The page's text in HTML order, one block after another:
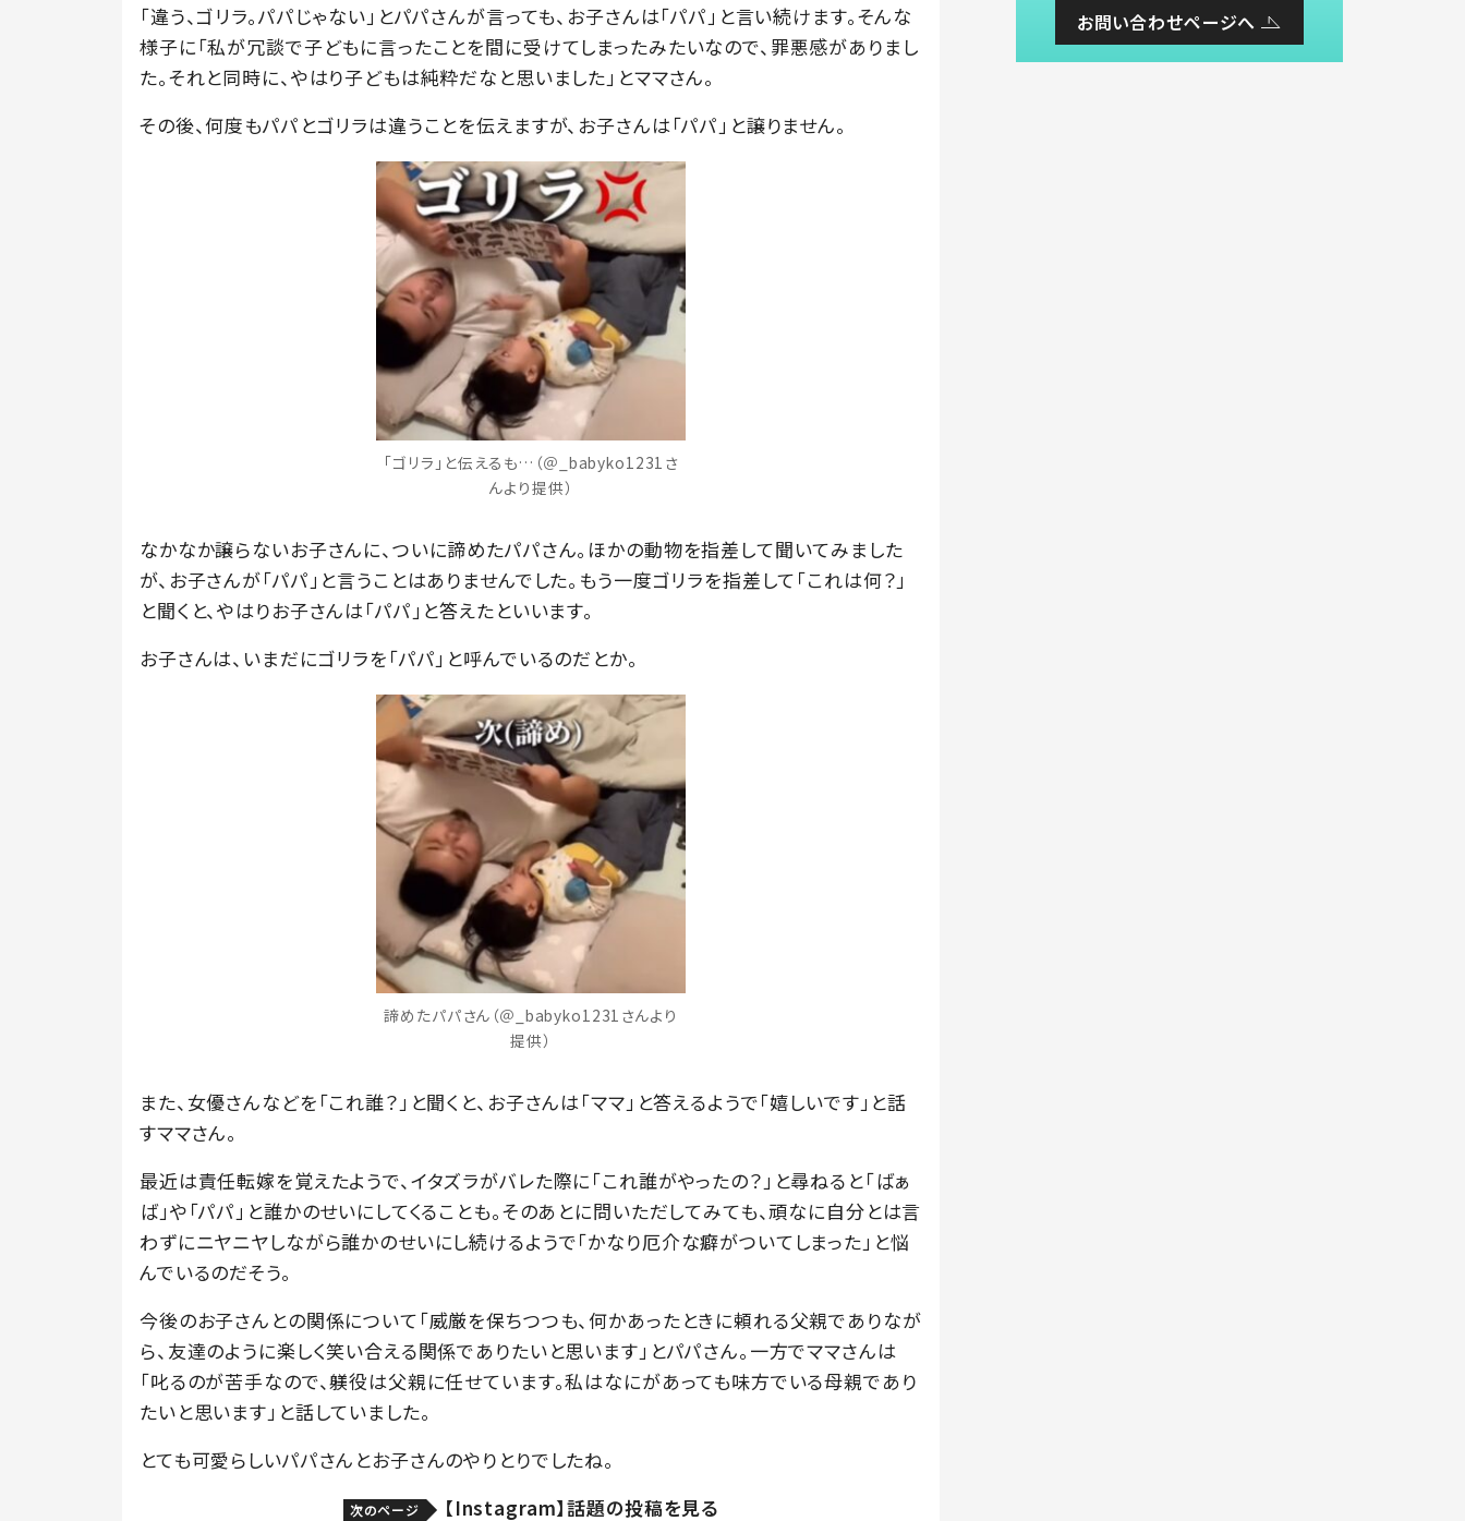
「違う、ゴリラ。パパじゃない」とパパさんが言っても、お子さんは「パパ」と言い続けます。そんな
様子に「私が冗談で子どもに言ったことを間に受けてしまったみたいなので、罪悪感がありまし
た。それと同時に、やはり子どもは純粋だなと思いました」とママさん。
その後、何度もパパとゴリラは違うことを伝えますが、お子さんは「パパ」と譲りません。
「ゴリラ」と伝えるも…（＠_babyko1231さ
んより提供）
なかなか譲らないお子さんに、ついに諦めたパパさん。ほかの動物を指差して聞いてみました
が、お子さんが「パパ」と言うことはありませんでした。もう一度ゴリラを指差して「これは何？」
と聞くと、やはりお子さんは「パパ」と答えたといいます。
お子さんは、いまだにゴリラを「パパ」と呼んでいるのだとか。
諦めたパパさん（＠_babyko1231さんより
提供）
また、女優さんなどを「これ誰？」と聞くと、お子さんは「ママ」と答えるようで「嬉しいです」と話
すママさん。
最近は責任転嫁を覚えたようで、イタズラがバレた際に「これ誰がやったの？」と尋ねると「ばぁ
ば」や「パパ」と誰かのせいにしてくることも。そのあとに問いただしてみても、頑なに自分とは言
わずにニヤニヤしながら誰かのせいにし続けるようで「かなり厄介な癖がついてしまった」と悩
んでいるのだそう。
今後のお子さんとの関係について「威厳を保ちつつも、何かあったときに頼れる父親でありなが
ら、友達のように楽しく笑い合える関係でありたいと思います」とパパさん。一方でママさんは
「叱るのが苦手なので、躾役は父親に任せています。私はなにがあっても味方でいる母親であり
たいと思います」と話していました。
とても可愛らしいパパさんとお子さんのやりとりでしたね。
次のページ 【Instagram】話題の投稿を見る
お問い合わせページへ